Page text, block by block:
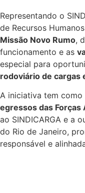
Representando o
de Recursos
Missão Novo Rumo,
funcionamento e as
especial para
rodoviário de cargas
A iniciativa tem como
egressos das Forças
ao SINDICARGA e a
do Rio de Janeiro,
responsável e